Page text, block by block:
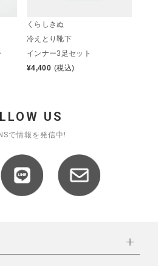
くらしきぬ
冷えとり靴下
インナー3足セット
¥4,400 (税込)
US
で情報を発信中!